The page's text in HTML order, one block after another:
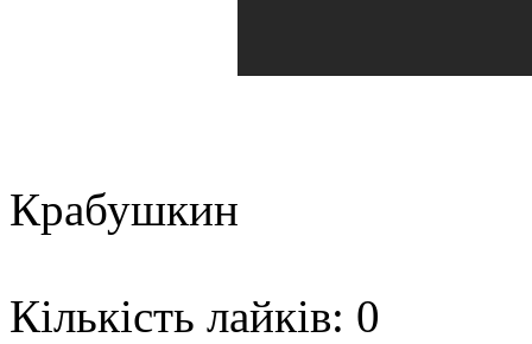
Крабушкин
Кількість лайків: 0